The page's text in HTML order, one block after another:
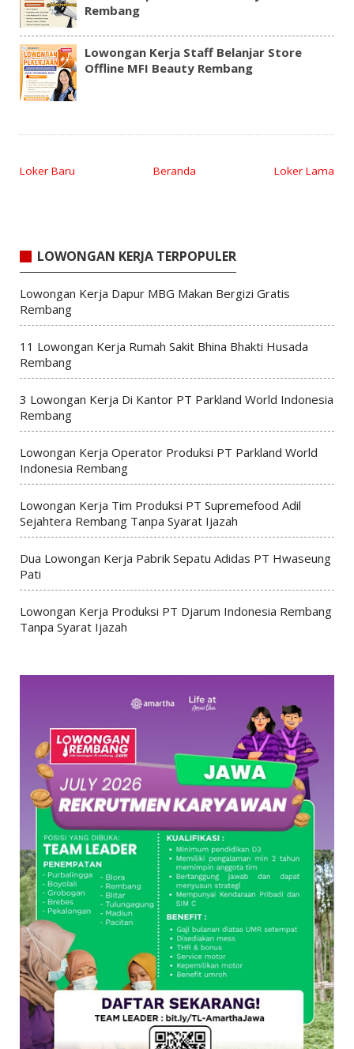
Rembang
Lowongan Kerja Staff Belanjar Store
Offline MFI Beauty Rembang
Loker Baru Loker Lama
Beranda
LOWONGAN KERJA TERPOPULER
Lowongan Kerja Dapur MBG Makan Bergizi Gratis
Rembang
11 Lowongan Kerja Rumah Sakit Bhina Bhakti Husada
Rembang
3 Lowongan Kerja Di Kantor PT Parkland World Indonesia
Rembang
Lowongan Kerja Operator Produksi PT Parkland World
Indonesia Rembang
Lowongan Kerja Tim Produksi PT Supremefood Adil
Sejahtera Rembang Tanpa Syarat Ijazah
Dua Lowongan Kerja Pabrik Sepatu Adidas PT Hwaseung
Pati
Lowongan Kerja Produksi PT Djarum Indonesia Rembang
Tanpa Syarat Ijazah